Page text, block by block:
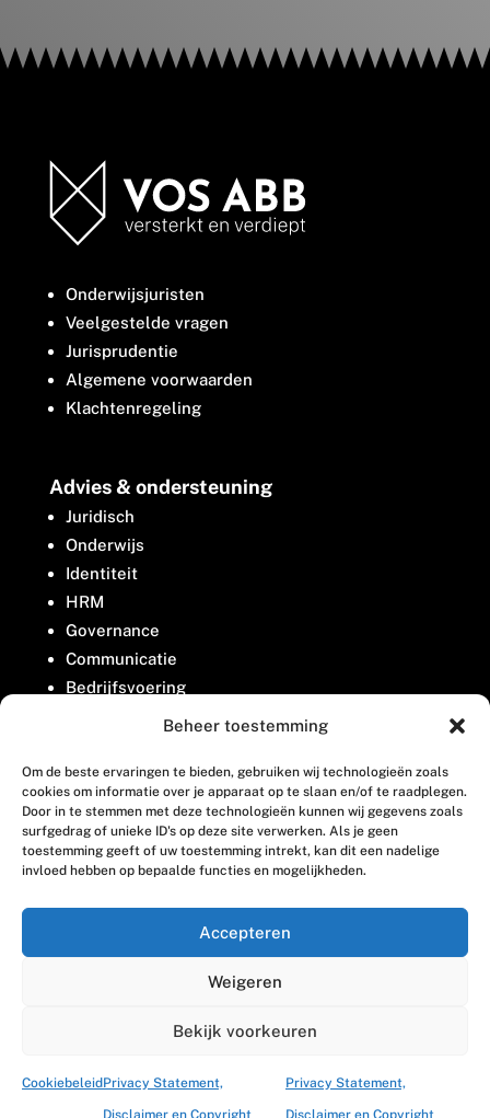
Beheer toestemming
Om de beste ervaringen te bieden, gebruiken wij technologieën zoals
cookies om informatie over je apparaat op te slaan en/of te raadplegen.
Door in te stemmen met deze technologieën kunnen wij gegevens zoals
surfgedrag of unieke ID's op deze site verwerken. Als je geen
toestemming geeft of uw toestemming intrekt, kan dit een nadelige
invloed hebben op bepaalde functies en mogelijkheden.
Accepteren
Weigeren
Bekijk voorkeuren
CookiebeleidPrivacy Statement,
Disclaimer en Copyright
Privacy Statement,
Disclaimer en Copyright
Onderwijsjuristen
Veelgestelde vragen
Jurisprudentie
Algemene voorwaarden
Klachtenregeling
Advies & ondersteuning
Juridisch
Onderwijs
Identiteit
HRM
Governance
Communicatie
Bedrijfsvoering
Belangenbehartiging
Contact
Houttuinlaan 8
3447 GM Woerden